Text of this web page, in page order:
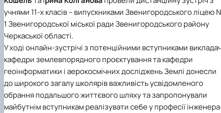
учнями 11-х класів – випускниками Звенигородського ліцею
1 Звенигородської міської ради Звенигородського району
Черкаської області.
У ході онлайн-зустрічі з потенційними вступниками
кафедри землевпорядного проєктування та кафедри
геоінформатики і аерокосмічних досліджень Землі донесли
до широкого загалу школярів важливість усвідомленого
обрання подальшого життєвого шляху та запропонували
майбутнім вступникам реалізувати себе у професії